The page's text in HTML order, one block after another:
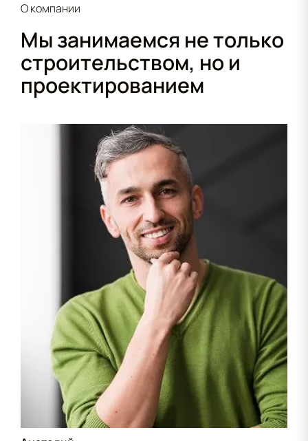
О компании
Мы занимаемся не только
строительством, но и
проектированием